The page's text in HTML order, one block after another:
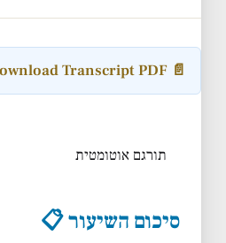
📄 Download Transcript PDF
תורגם אוטומטית
סיכום השיעור 📋